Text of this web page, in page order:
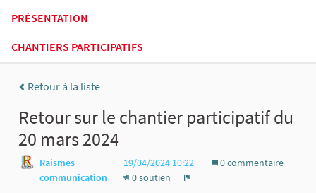
PRÉSENTATION
CHANTIERS PARTICIPATIFS
Retour à la liste
Retour sur le chantier participatif du
20 mars 2024
Raismes
communication
19/04/2024 10:22
0 commentaire
0 soutien